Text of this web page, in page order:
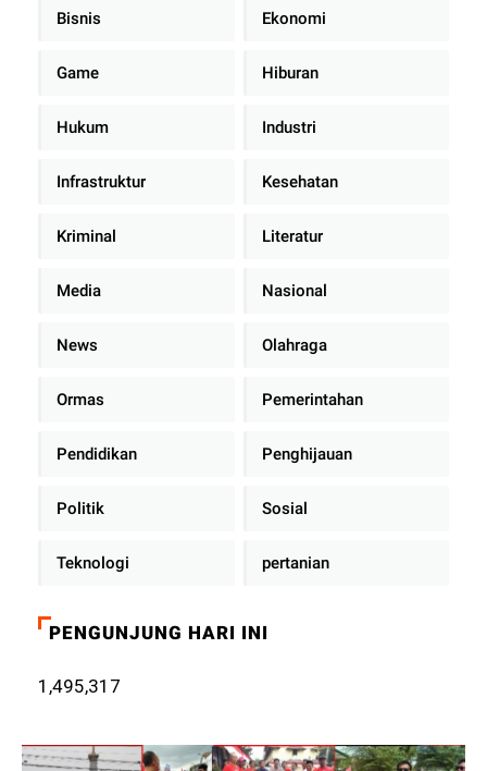
Bisnis Ekonomi
Game Hiburan
Hukum Industri
Infrastruktur Kesehatan
Kriminal Literatur
Media Nasional
News Olahraga
Ormas Pemerintahan
Pendidikan Penghijauan
Politik Sosial
Teknologi pertanian
PENGUNJUNG HARI INI
1,495,317